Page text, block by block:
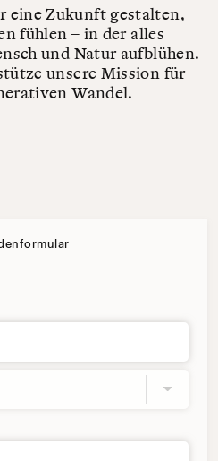
eine Zukunft gestalten,
fühlen – in der alles
und Natur aufblühen.
unsere Mission für
Wandel.
wählen